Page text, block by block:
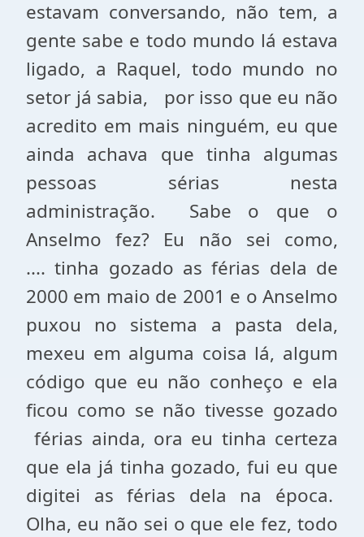
estavam conversando, não tem, a
gente sabe e todo mundo lá estava
ligado, a Raquel, todo mundo no
setor já sabia, por isso que eu não
acredito em mais ninguém, eu que
ainda achava que tinha algumas
pessoas sérias nesta
administração. Sabe o que o
Anselmo fez? Eu não sei como,
.... tinha gozado as férias dela de
2000 em maio de 2001 e o Anselmo
puxou no sistema a pasta dela,
mexeu em alguma coisa lá, algum
código que eu não conheço e ela
ficou como se não tivesse gozado
férias ainda, ora eu tinha certeza
que ela já tinha gozado, fui eu que
digitei as férias dela na época.
Olha, eu não sei o que ele fez, todo